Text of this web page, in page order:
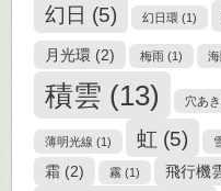
幻日 (5) 幻日環 (1)
月光環 (2) 梅雨 (1)
積雲 (13) 穴あ
薄明光線 (1) 虹 (5)
霜 (2) 霧 (1) 飛行機